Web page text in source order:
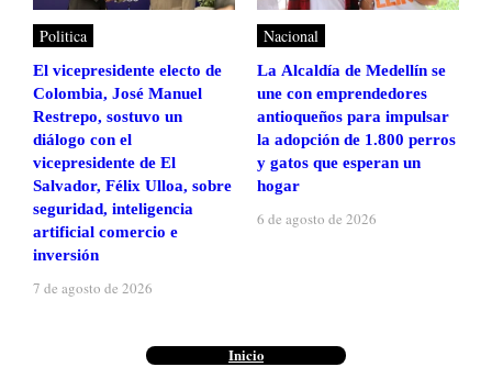
Politica
El vicepresidente electo de
Colombia, José Manuel
Restrepo, sostuvo un
diálogo con el
vicepresidente de El
Salvador, Félix Ulloa, sobre
seguridad, inteligencia
artificial comercio e
inversión
7 de agosto de 2026
Nacional
La Alcaldía de Medellín se
une con emprendedores
antioqueños para impulsar
la adopción de 1.800 perros
y gatos que esperan un
hogar
6 de agosto de 2026
Inicio